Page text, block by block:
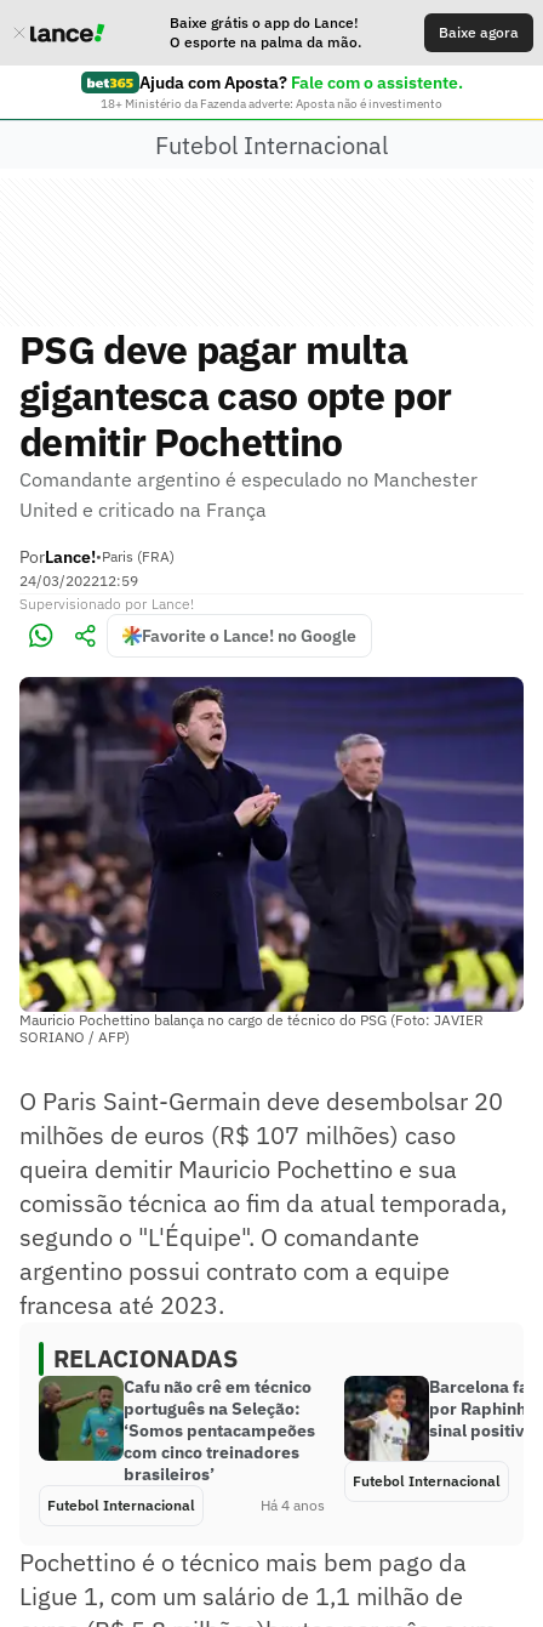
Baixe grátis o app do Lance!
O esporte na palma da mão.
Baixe agora
Ajuda com Aposta? Fale com o assistente.
18+ Ministério da Fazenda adverte: Aposta não é investimento
Futebol Internacional
PSG deve pagar multa
gigantesca caso opte por
demitir Pochettino
Comandante argentino é especulado no Manchester
United e criticado na França
PorLance!•Paris (FRA)
24/03/202212:59
Supervisionado por Lance!
Favorite o Lance! no Google
Mauricio Pochettino balança no cargo de técnico do PSG (Foto: JAVIER
SORIANO / AFP)
O Paris Saint-Germain deve desembolsar 20
milhões de euros (R$ 107 milhões) caso
queira demitir Mauricio Pochettino e sua
comissão técnica ao fim da atual temporada,
segundo o "L'Équipe". O comandante
argentino possui contrato com a equipe
francesa até 2023.
RELACIONADAS
Cafu não crê em técnico
português na Seleção:
‘Somos pentacampeões
com cinco treinadores
brasileiros’
Futebol Internacional Há 4 anos
Barcelona
por Raphinha
sinal positivo
Futebol Internacional
Pochettino é o técnico mais bem pago da
Ligue 1, com um salário de 1,1 milhão de